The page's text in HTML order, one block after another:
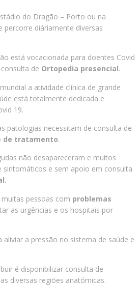
do Dragão – Porto ou na
percorre diáriamente diversas
está vocacionada para doentes Covid
de Ortopedia presencial.
a atividade clínica de grande
está totalmente dedicada e
19.
patologias necessitam de consulta de
de tratamento.
não desapareceram e muitos
sintomáticos e sem apoio em consulta
.
pessoas com problemas
as urgências e os hospitais por
a pressão no sistema de saúde e
é disponibilizar consulta de
diversas regiões anatómicas.